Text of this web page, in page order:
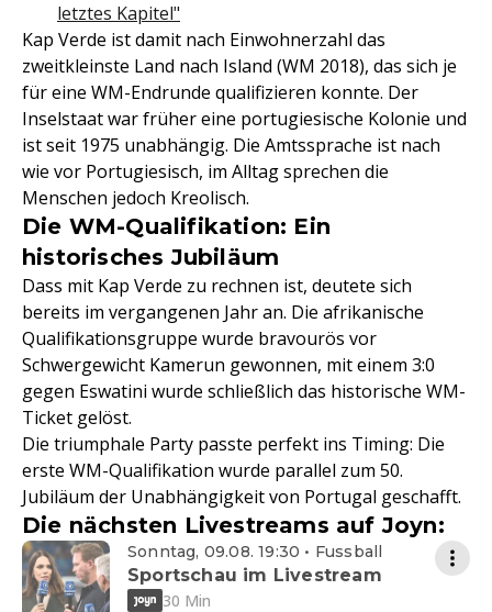
letztes Kapitel"
Kap Verde ist damit nach Einwohnerzahl das
zweitkleinste Land nach Island (WM 2018), das sich je
für eine WM-Endrunde qualifizieren konnte. Der
Inselstaat war früher eine portugiesische Kolonie und
ist seit 1975 unabhängig. Die Amtssprache ist nach
wie vor Portugiesisch, im Alltag sprechen die
Menschen jedoch Kreolisch.
Die WM-Qualifikation: Ein
historisches Jubiläum
Dass mit Kap Verde zu rechnen ist, deutete sich
bereits im vergangenen Jahr an. Die afrikanische
Qualifikationsgruppe wurde bravourös vor
Schwergewicht Kamerun gewonnen, mit einem 3:0
gegen Eswatini wurde schließlich das historische WM-
Ticket gelöst.
Die triumphale Party passte perfekt ins Timing: Die
erste WM-Qualifikation wurde parallel zum 50.
Jubiläum der Unabhängigkeit von Portugal geschafft.
Die nächsten Livestreams auf Joyn:
Sonntag, 09.08. 19:30 • Fussball
Sportschau im Livestream
30 Min